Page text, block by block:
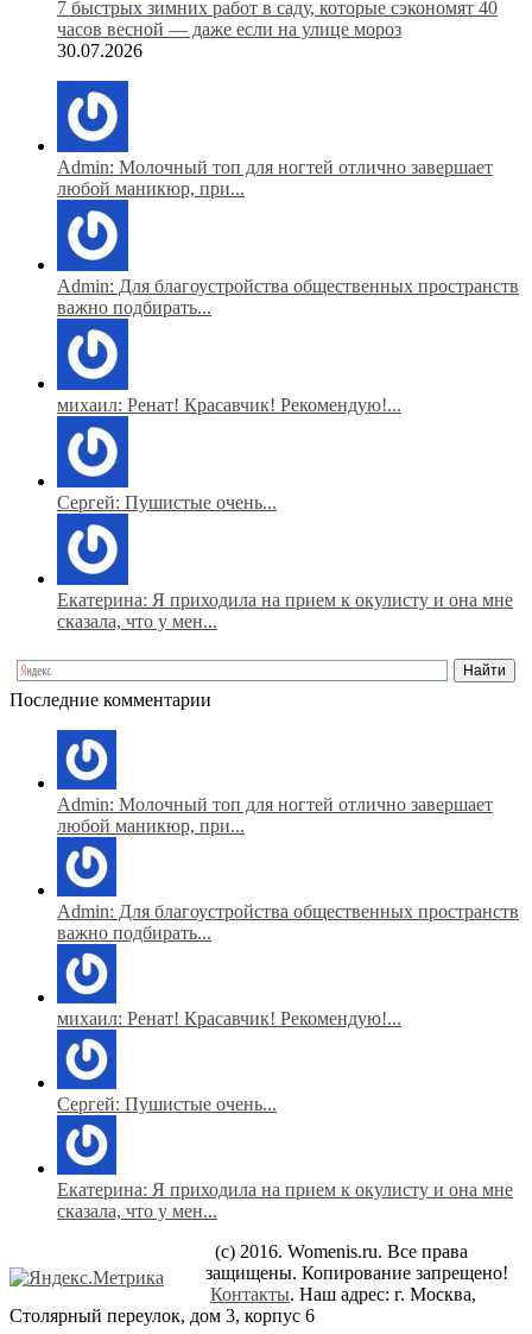
7 быстрых зимних работ в саду, которые сэкономят 40
часов весной — даже если на улице мороз
30.07.2026
Admin: Молочный топ для ногтей отлично завершает
любой маникюр, при...
Admin: Для благоустройства общественных пространств
важно подбирать...
михаил: Ренат! Красавчик! Рекомендую!...
Сергей: Пушистые очень...
Екатерина: Я приходила на прием к окулисту и она мне
сказала, что у мен...
Последние комментарии
Admin: Молочный топ для ногтей отлично завершает
любой маникюр, при...
Admin: Для благоустройства общественных пространств
важно подбирать...
михаил: Ренат! Красавчик! Рекомендую!...
Сергей: Пушистые очень...
Екатерина: Я приходила на прием к окулисту и она мне
сказала, что у мен...
(c) 2016. Womenis.ru. Все права
защищены. Копирование запрещено!
Контакты. Наш адрес: г. Москва,
Столярный переулок, дом 3, корпус 6